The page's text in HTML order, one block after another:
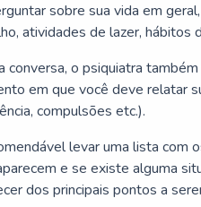
sobre sua vida em
atividades de lazer, hábitos
conversa, o psiquiatra
em que você deve relatar
compulsões etc.).
levar uma lista com
e se existe alguma
dos principais pontos a